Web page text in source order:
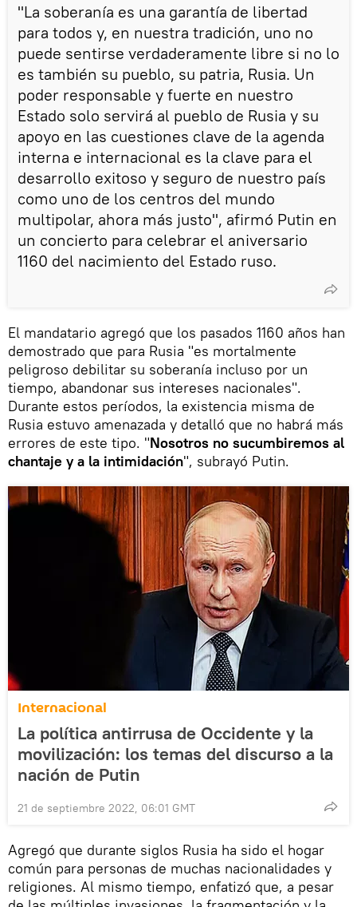
"La soberanía es una garantía de libertad
para todos y, en nuestra tradición, uno no
puede sentirse verdaderamente libre si no lo
es también su pueblo, su patria, Rusia. Un
poder responsable y fuerte en nuestro
Estado solo servirá al pueblo de Rusia y su
apoyo en las cuestiones clave de la agenda
interna e internacional es la clave para el
desarrollo exitoso y seguro de nuestro país
como uno de los centros del mundo
multipolar, ahora más justo", afirmó Putin en
un concierto para celebrar el aniversario
1160 del nacimiento del Estado ruso.
El mandatario agregó que los pasados 1160 años han
demostrado que para Rusia "es mortalmente
peligroso debilitar su soberanía incluso por un
tiempo, abandonar sus intereses nacionales".
Durante estos períodos, la existencia misma de
Rusia estuvo amenazada y detalló que no habrá más
errores de este tipo. "Nosotros no sucumbiremos al
chantaje y a la intimidación", subrayó Putin.
Internacional
La política antirrusa de Occidente y la
movilización: los temas del discurso a la
nación de Putin
21 de septiembre 2022, 06:01 GMT
Agregó que durante siglos Rusia ha sido el hogar
común para personas de muchas nacionalidades y
religiones. Al mismo tiempo, enfatizó que, a pesar